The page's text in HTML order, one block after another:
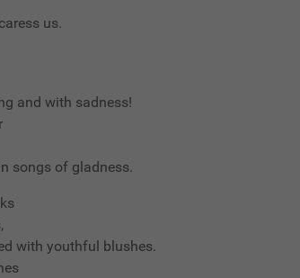
us.
and with sadness!
songs of gladness.
with youthful blushes.